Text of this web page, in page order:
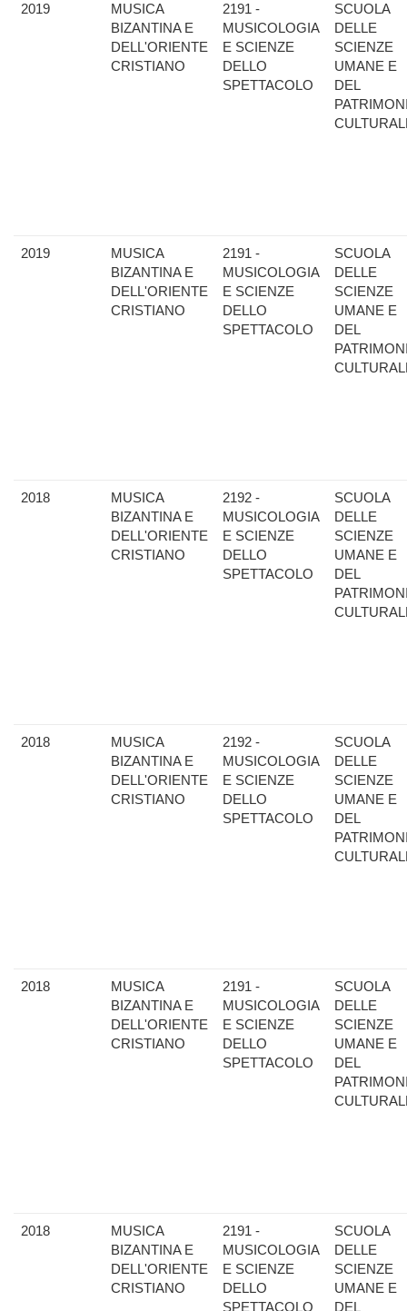
2019
MUSICA
BIZANTINA E
DELL'ORIENTE
CRISTIANO
2191 -
MUSICOLOGIA
E SCIENZE
DELLO
SPETTACOLO
SCUOLA
DELLE
SCIENZE
UMANE E
DEL
2019
MUSICA
BIZANTINA E
DELL'ORIENTE
CRISTIANO
2191 -
MUSICOLOGIA
E SCIENZE
DELLO
SPETTACOLO
SCUOLA
DELLE
SCIENZE
UMANE E
DEL
2018
MUSICA
BIZANTINA E
DELL'ORIENTE
CRISTIANO
2192 -
MUSICOLOGIA
E SCIENZE
DELLO
SPETTACOLO
SCUOLA
DELLE
SCIENZE
UMANE E
DEL
2018
MUSICA
BIZANTINA E
DELL'ORIENTE
CRISTIANO
2192 -
MUSICOLOGIA
E SCIENZE
DELLO
SPETTACOLO
SCUOLA
DELLE
SCIENZE
UMANE E
DEL
2018
MUSICA
BIZANTINA E
DELL'ORIENTE
CRISTIANO
2191 -
MUSICOLOGIA
E SCIENZE
DELLO
SPETTACOLO
SCUOLA
DELLE
SCIENZE
UMANE E
DEL
2018
MUSICA
BIZANTINA E
DELL'ORIENTE
CRISTIANO
2191 -
MUSICOLOGIA
E SCIENZE
DELLO
SPETTACOLO
SCUOLA
DELLE
SCIENZE
UMANE E
DEL